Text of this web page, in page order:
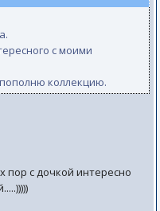
с моими
коллекцию.
пор с дочкой интересно